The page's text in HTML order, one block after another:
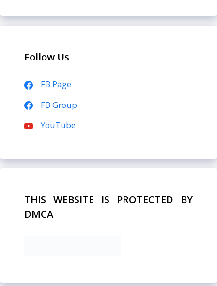
Follow Us
FB Page
FB Group
YouTube
THIS WEBSITE IS PROTECTED BY
DMCA